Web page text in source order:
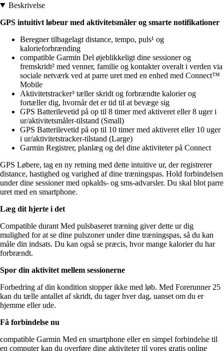
Beskrivelse
GPS intuitivt løbeur med aktivitetsmåler og smarte notifikationer
Beregner tilbagelagt distance, tempo, puls¹ og
kalorieforbrænding
compatible Garmin Del øjeblikkeligt dine sessioner og
fremskridt² med venner, familie og kontakter overalt i verden via
sociale netværk ved at parre uret med en enhed med Connect™
Mobile
Aktivitetstracker³ tæller skridt og forbrændte kalorier og
fortæller dig, hvornår det er tid til at bevæge sig
GPS Batterilevetid på op til 8 timer med aktiveret eller 8 uger i
ur/aktivitetsmåler-tilstand (Small)
GPS Batterilevetid på op til 10 timer med aktiveret eller 10 uger
i ur/aktivitetstracker-tilstand (Large)
Garmin Registrer, planlæg og del dine aktiviteter på Connect
GPS Løbere, tag en ny retning med dette intuitive ur, der registrerer
distance, hastighed og varighed af dine træningspas. Hold forbindelsen
under dine sessioner med opkalds- og sms-advarsler. Du skal blot parre
uret med en smartphone.
Læg dit hjerte i det
Compatible durant Med pulsbaseret træning giver dette ur dig
mulighed for at se dine pulszoner under dine træningspas, så du kan
måle din indsats. Du kan også se præcis, hvor mange kalorier du har
forbrændt.
Spor din aktivitet mellem sessionerne
Forbedring af din kondition stopper ikke med løb. Med Forerunner 25
kan du tælle antallet af skridt, du tager hver dag, uanset om du er
hjemme eller ude.
Få forbindelse nu
compatible Garmin Med en smartphone eller en simpel forbindelse til
en computer kan du overføre dine aktiviteter til vores gratis online